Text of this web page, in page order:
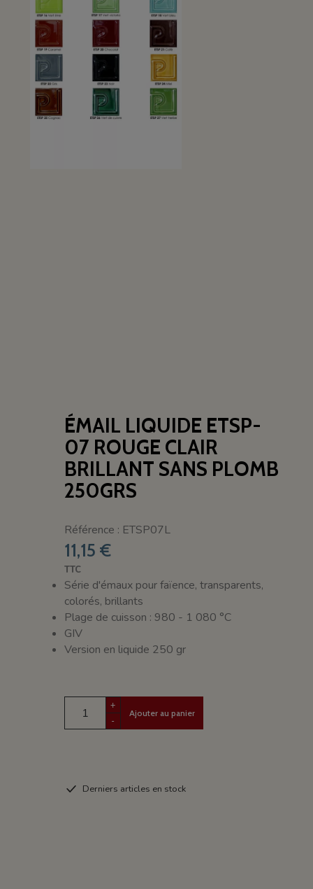
ÉMAIL LIQUIDE ETSP-
07 ROUGE CLAIR
BRILLANT SANS PLOMB
250GRS
Référence : ETSP07L
11,15 €
TTC
Série d'émaux pour faïence, transparents,
colorés, brillants
Plage de cuisson : 980 - 1 080 °C
GIV
Version en liquide 250 gr
+
-
Ajouter au panier
Derniers articles en stock